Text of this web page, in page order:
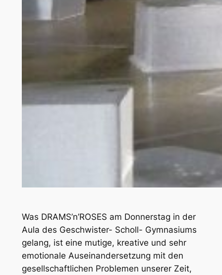
Was DRAMS’n’ROSES am Donnerstag in der
Aula des Geschwister- Scholl- Gymnasiums
gelang, ist eine mutige, kreative und sehr
emotionale Auseinandersetzung mit den
gesellschaftlichen Problemen unserer Zeit,